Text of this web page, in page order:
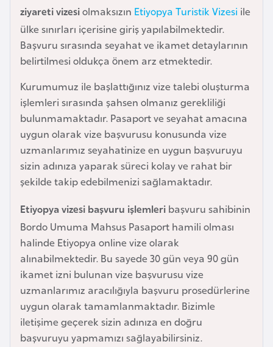
ziyareti vizesiolmaksızın Etiyopya Turistik Vizesi ile
ülke sınırları içerisine giriş yapılabilmektedir.
Başvuru sırasında seyahat ve ikamet detaylarının
belirtilmesi oldukça önem arz etmektedir.
Kurumumuz ile başlattığınız vize talebi oluşturma
işlemleri sırasında şahsen olmanız gerekliliği
bulunmamaktadır. Pasaport ve seyahat amacına
uygun olarak vize başvurusu konusunda vize
uzmanlarımız seyahatinize en uygun başvuruyu
sizin adınıza yaparak süreci kolay ve rahat bir
şekilde takip edebilmenizi sağlamaktadır.
Etiyopya vizesi başvuru işlemleri başvuru sahibinin
Bordo Umuma Mahsus Pasaport hamili olması
halinde Etiyopya online vize olarak
alınabilmektedir. Bu sayede 30 gün veya 90 gün
ikamet izni bulunan vize başvurusu vize
uzmanlarımız aracılığıyla başvuru prosedürlerine
uygun olarak tamamlanmaktadır. Bizimle
iletişime geçerek sizin adınıza en doğru
başvuruyu yapmamızı sağlayabilirsiniz.
B
e
a
r
u
s
B
e
l
ç
i
k
a
B
e
n